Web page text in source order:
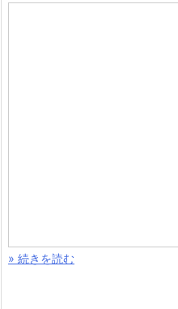
» 続きを読む